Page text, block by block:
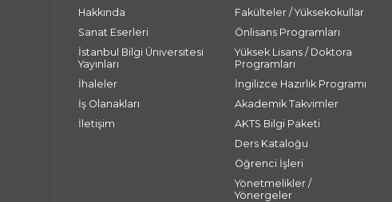
Hakkında
Sanat Eserleri
İstanbul Bilgi Üniversitesi
Yayınları
İhaleler
İş Olanakları
İletişim
Fakülteler / Yüksekokullar
Önlisans Programları
Yüksek Lisans / Doktora
Programları
İngilizce Hazırlık Programı
Akademik Takvimler
AKTS Bilgi Paketi
Ders Kataloğu
Öğrenci İşleri
Yönetmelikler /
Yönergeler